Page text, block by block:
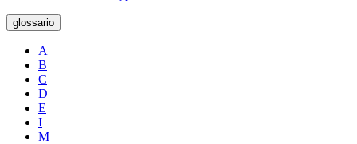
glossario
A
B
C
D
E
I
M